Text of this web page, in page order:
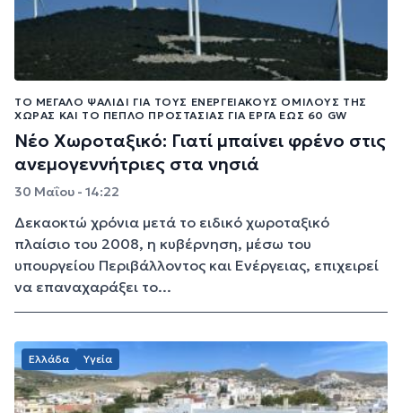
ΤΟ ΜΕΓΆΛΟ ΨΑΛΊΔΙ ΓΙΑ ΤΟΥΣ ΕΝΕΡΓΕΙΑΚΟΎΣ ΟΜΊΛΟΥΣ ΤΗΣ
ΧΏΡΑΣ ΚΑΙ ΤΟ ΠΈΠΛΟ ΠΡΟΣΤΑΣΊΑΣ ΓΙΑ ΈΡΓΑ ΈΩΣ 60 GW
Νέο Χωροταξικό: Γιατί μπαίνει φρένο στις
ανεμογεννήτριες στα νησιά
30 Μαΐου - 14:22
Δεκαοκτώ χρόνια μετά το ειδικό χωροταξικό
πλαίσιο του 2008, η κυβέρνηση, μέσω του
υπουργείου Περιβάλλοντος και Ενέργειας, επιχειρεί
να επαναχαράξει το...
Ελλάδα Υγεία